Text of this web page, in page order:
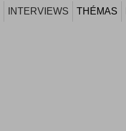
INTERVIEWS THÉMAS